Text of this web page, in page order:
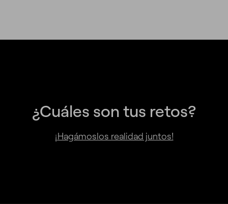
¿Cuáles son tus retos?
¡Hagámoslos realidad juntos!